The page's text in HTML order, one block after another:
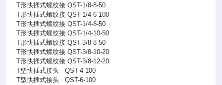
T形快插式螺纹接 QST-1/8-8-50
T形快插式螺纹接 QST-1/4-6-100
T形快插式螺纹接 QST-1/4-8-50
T形快插式螺纹接 QST-1/4-10-50
T形快插式螺纹接 QST-3/8-8-50
T形快插式螺纹接 QST-3/8-10-20
T形快插式螺纹接 QST-3/8-12-20
T型快插式接头
QST-4-100
T型快插式接头
QST-6-100